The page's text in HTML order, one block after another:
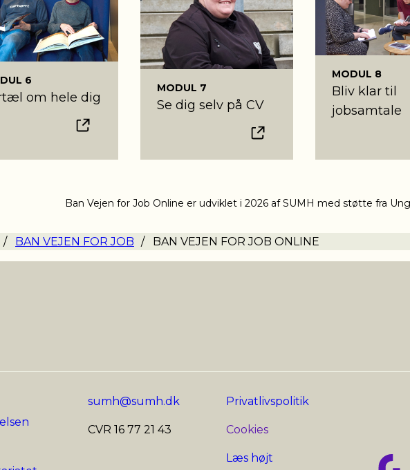
6
om hele dig
MODUL 7
Se dig selv på CV
MODUL 8
Bliv klar til
jobsamtale
Ban Vejen for Job Online er udviklet i 2026 af SUMH med støtte fra
/ BAN VEJEN FOR JOB / BAN VEJEN FOR JOB ONLINE
sumh@sumh.dk
CVR 16 77 21 43
Privatlivspolitik
Cookies
Læs højt